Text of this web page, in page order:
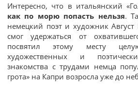
Интересно, что в итальянский
как по морю попасть нельзя.
немецкий поэт и художник
смог удержаться от
посвятил этому месту
художественных и
знакомства с трудами немца
грота» на Капри возросла уже до